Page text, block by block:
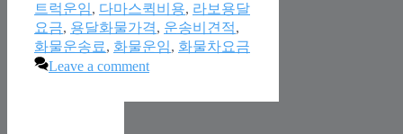
트럭운임, 다마스퀵비용, 라보용달
요금, 용달화물가격, 운송비견적,
화물운송료, 화물운임, 화물차요금
Leave a comment